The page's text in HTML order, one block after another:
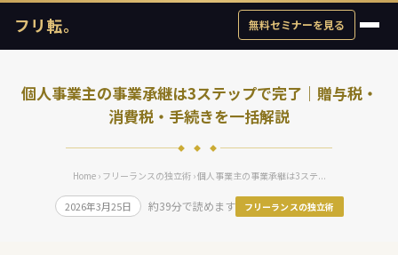
フリ転。 無料セミナーを見る
個人事業主の事業承継は3ステップで完了｜贈与税・
消費税・手続きを一括解説
◆ ◆ ◆
Home› フリーランスの独立術› 個人事業主の事業承継は3ステ...
2026年3月25日 約39分で読めます フリーランスの独立術